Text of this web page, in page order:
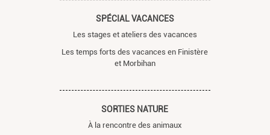
SPÉCIAL VACANCES
Les stages et ateliers des vacances
Les temps forts des vacances en Finistère
et Morbihan
SORTIES NATURE
À la rencontre des animaux